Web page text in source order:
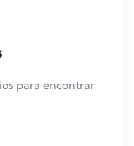
para encontrar